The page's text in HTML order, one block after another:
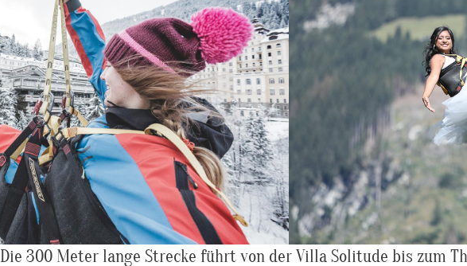
Die 300 Meter lange Strecke führt von der Villa Solitude bis zum